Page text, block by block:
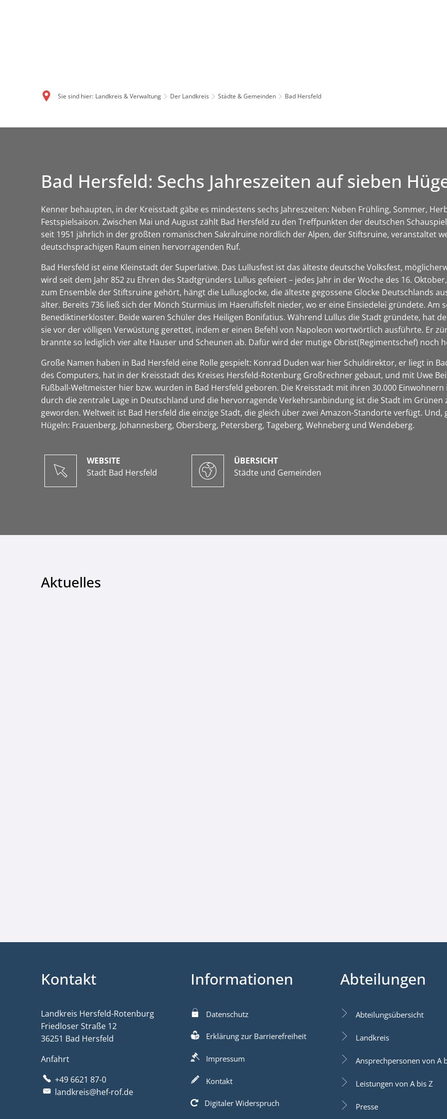
Sie sind hier: Landkreis & Verwaltung Der Landkreis Städte & Gemeinden Bad Hersfeld
Bad Hersfeld: Sechs Jahreszeiten auf sieben
Kenner behaupten, in der Kreisstadt gäbe es mindestens sechs Jahreszeiten: Neben Frühling, Sommer,
Festspielsaison. Zwischen Mai und August zählt Bad Hersfeld zu den Treffpunkten der deutschen
seit 1951 jährlich in der größten romanischen Sakralruine nördlich der Alpen, der Stiftsruine, veranstaltet
deutschsprachigen Raum einen hervorragenden Ruf.
Bad Hersfeld ist eine Kleinstadt der Superlative. Das Lullusfest ist das älteste deutsche Volksfest,
wird seit dem Jahr 852 zu Ehren des Stadtgründers Lullus gefeiert – jedes Jahr in der Woche des 16.
zum Ensemble der Stiftsruine gehört, hängt die Lullusglocke, die älteste gegossene Glocke Deutschlands
älter. Bereits 736 ließ sich der Mönch Sturmius im Haerulfisfelt nieder, wo er eine Einsiedelei gründete. Am
Benediktinerkloster. Beide waren Schüler des Heiligen Bonifatius. Während Lullus die Stadt gründete, hat
sie vor der völligen Verwüstung gerettet, indem er einen Befehl von Napoleon wortwörtlich ausführte. Er
brannte so lediglich vier alte Häuser und Scheunen ab. Dafür wird der mutige Obrist(Regimentschef) noch
Große Namen haben in Bad Hersfeld eine Rolle gespielt: Konrad Duden war hier Schuldirektor, er liegt in
des Computers, hat in der Kreisstadt des Kreises Hersfeld-Rotenburg Großrechner gebaut, und mit Uwe
Fußball-Weltmeister hier bzw. wurden in Bad Hersfeld geboren. Die Kreisstadt mit ihren 30.000
durch die zentrale Lage in Deutschland und die hervorragende Verkehrsanbindung ist die Stadt im
geworden. Weltweit ist Bad Hersfeld die einzige Stadt, die gleich über zwei Amazon-Standorte verfügt.
Hügeln: Frauenberg, Johannesberg, Obersberg, Petersberg, Tageberg, Wehneberg und Wendeberg.
WEBSITE
Stadt Bad Hersfeld
ÜBERSICHT
Städte und Gemeinden
Aktuelles
Kontakt
Landkreis Hersfeld-Rotenburg
Friedloser Straße 12
36251 Bad Hersfeld
Anfahrt
+49 6621 87-0
landkreis@hef-rof.de
Informationen
Datenschutz
Erklärung zur Barrierefreiheit
Impressum
Kontakt
Digitaler Widerspruch
Abteilungen
Abteilungsübersicht
Landkreis
Ansprechpersonen von A
Leistungen von A bis Z
Presse